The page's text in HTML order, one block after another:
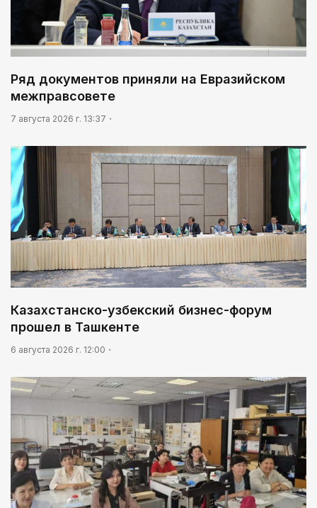
Жизнь за окном
Не хочется уезжать
Ряд документов приняли на Евразийском
межправсовете
7 августа 2026 г. 13:37
Казахстанско-узбекский бизнес-форум
прошел в Ташкенте
6 августа 2026 г. 12:00